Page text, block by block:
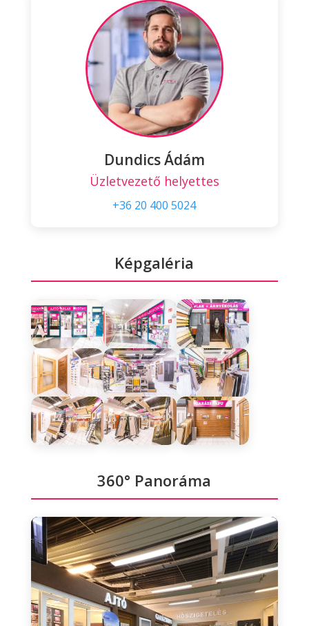
Dundics Ádám
Üzletvezető helyettes
+36 20 400 5024
Képgaléria
360° Panoráma